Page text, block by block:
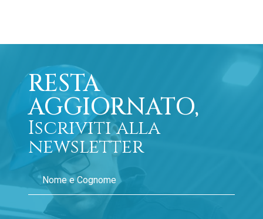
RESTA
AGGIORNATO,
Iscriviti alla
newsletter